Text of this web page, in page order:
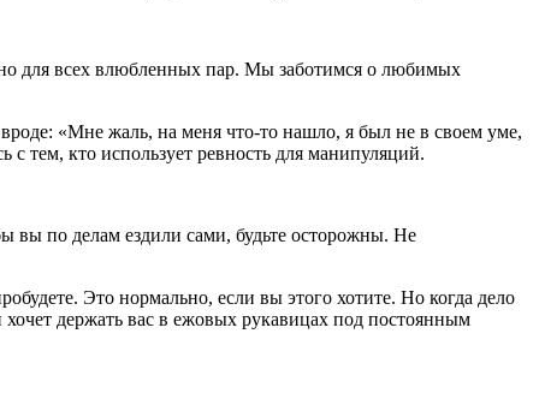
для всех влюбленных пар. Мы заботимся о любимых
«Мне жаль, на меня что-то нашло, я был не в своем уме,
с тем, кто использует ревность для манипуляций.
вы по делам ездили сами, будьте осторожны. Не
Это нормально, если вы этого хотите. Но когда дело
хочет держать вас в ежовых рукавицах под постоянным